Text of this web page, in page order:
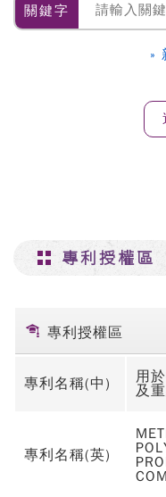
關鍵字
»
專利授權區
專利授權區
專利名稱(中)
用
及
專利名稱(英)